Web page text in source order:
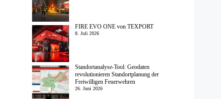
FIRE EVO ONE von TEXPORT
8. Juli 2026
Standortanalyse-Tool: Geodaten
revolutionieren Standortplanung der
Freiwilligen Feuerwehren
26. Juni 2026